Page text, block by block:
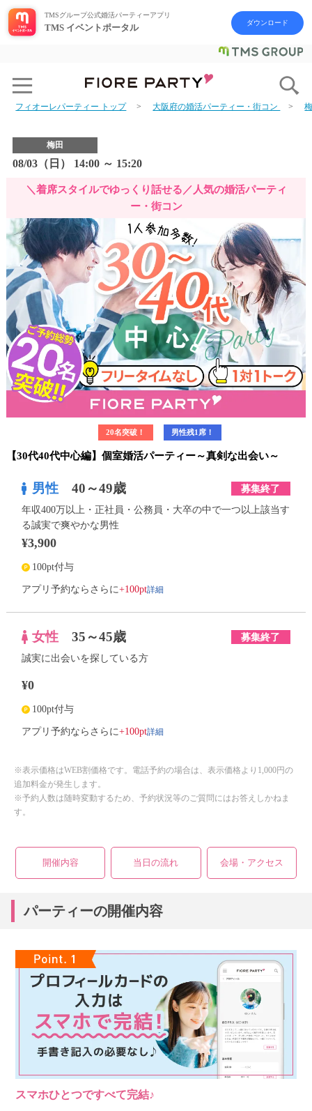
TMSグループ公式婚活パーティーアプリ
TMS イベントポータル ダウンロード
フィオーレパーティー トップ 大阪府の婚活パーティー・街コン
梅田
08/03（日） 14:00 ～ 15:20
＼着席スタイルでゆっくり話せる／人気の婚活パーティ
ー・街コン
20名突破！ 男性残1席！
【30代40代中心編】個室婚活パーティー～真剣な出会い～
男性 40～49歳 募集終了
年収400万以上・正社員・公務員・大卒の中で一つ以上該当す
る誠実で爽やかな男性
¥3,900
100pt付与
アプリ予約ならさらに+100pt詳細
女性 35～45歳 募集終了
誠実に出会いを探している方
¥0
100pt付与
アプリ予約ならさらに+100pt詳細
※表示価格はWEB割価格です。電話予約の場合は、表示価格より1,000円の
追加料金が発生します。
※予約人数は随時変動するため、予約状況等のご質問にはお答えしかねま
す。
開催内容 当日の流れ 会場・アクセス
パーティーの開催内容
スマホひとつですべて完結♪